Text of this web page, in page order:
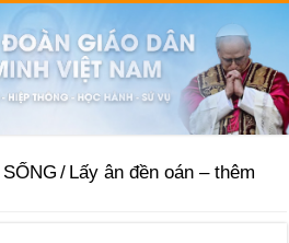
/ Lấy ân đền oán – thêm